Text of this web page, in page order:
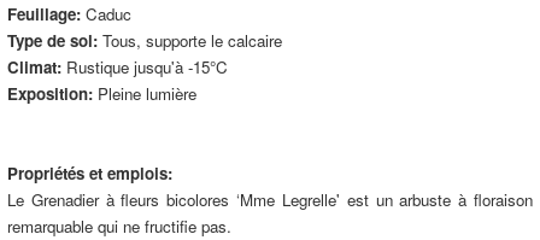
Feuillage: Caduc
Type de sol: Tous, supporte le calcaire
Climat: Rustique jusqu'à -15°C
Exposition: Pleine lumière
Propriétés et emplois:
Le Grenadier à fleurs bicolores ‘Mme Legrelle' est un arbuste à floraison
remarquable qui ne fructifie pas.